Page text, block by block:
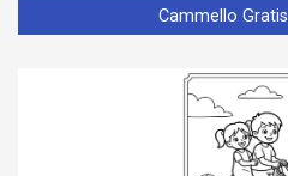
Cammello